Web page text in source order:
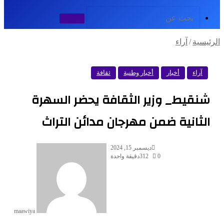
بحث
/آراء
أخبار أخبار وطنية ثقافة
شنقيط_ وزير الثقافة يحضر السهرة
الثانية ضمن مهرجان مدائن التراث
maawiya
ديسمبر 15, 2024
312 دقيقة واحدة